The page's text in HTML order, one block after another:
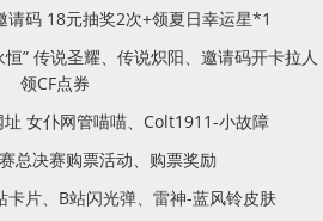
请码 18元抽奖2次+领夏日幸运星*1
” 传说圣耀、传说炽阳、邀请码开卡拉人
领CF点券
女仆网管喵喵、Colt1911-小故障
总决赛购票活动、购票奖励
卡片、B站闪光弹、雷神-蓝风铃皮肤